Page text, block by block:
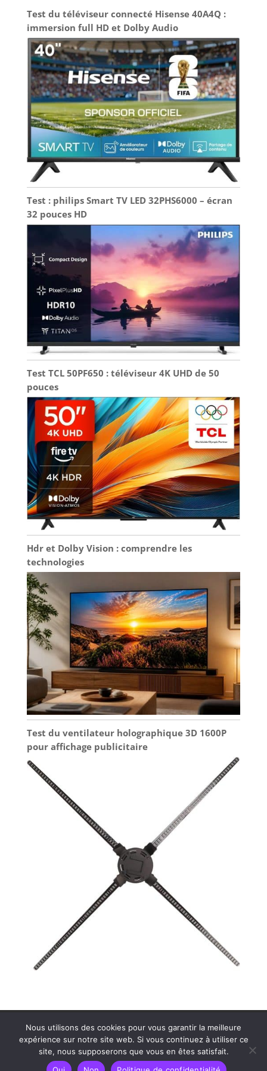
Test du téléviseur connecté Hisense 40A4Q :
immersion full HD et Dolby Audio
Test : philips Smart TV LED 32PHS6000 – écran
32 pouces HD
Test TCL 50PF650 : téléviseur 4K UHD de 50
pouces
Hdr et Dolby Vision : comprendre les
technologies
Test du ventilateur holographique 3D 1600P
pour affichage publicitaire
Contactez MDS Cinéson
Plan de site
Politique de confidentialité
Mentions légales
Nous utilisons des cookies pour vous garantir la meilleure
expérience sur notre site web. Si vous continuez à utiliser ce
site, nous supposerons que vous en êtes satisfait.